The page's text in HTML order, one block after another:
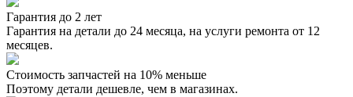
Гарантия до 2 лет
Гарантия на детали до 24 месяца, на услуги ремонта от 12
месяцев.
Стоимость запчастей на 10% меньше
Поэтому детали дешевле, чем в магазинах.